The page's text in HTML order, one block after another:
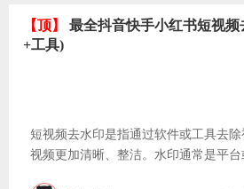
遵循Apache2开源许可协议
发布，意味着你可以免费使
用ThinkPHP，甚至允许把你
【顶】 最全抖音快手小红书短视
+工具)